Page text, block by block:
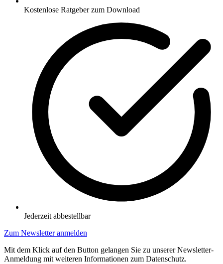
Kostenlose Ratgeber zum Download
Jederzeit abbestellbar
Zum Newsletter anmelden
Mit dem Klick auf den Button gelangen Sie zu unserer Newsletter-
Anmeldung mit weiteren Informationen zum Datenschutz.